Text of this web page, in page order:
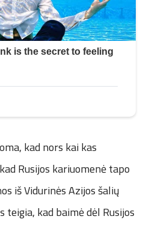
kad nors kai kas
Rusijos kariuomenė tapo
iš Vidurinės Azijos šalių
teigia, kad baimė dėl Rusijos